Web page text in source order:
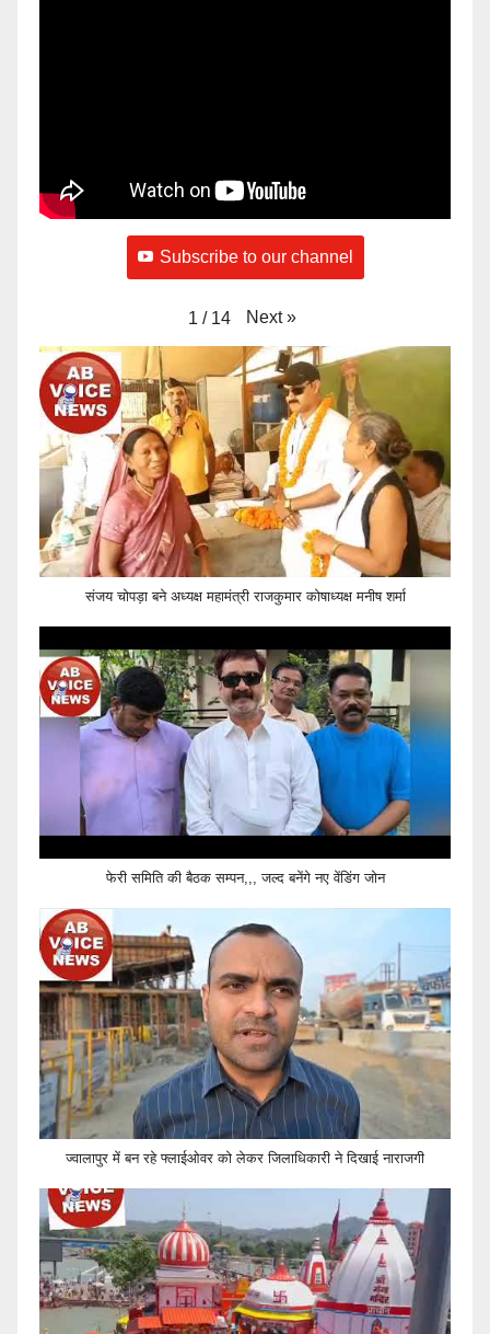
Subscribe to our channel
1 / 14 Next »
संजय चोपड़ा बने अध्यक्ष महामंत्री राजकुमार कोषाध्यक्ष मनीष शर्मा
फेरी समिति की बैठक सम्पन,,, जल्द बनेंगे नए वेंडिंग जोन
ज्वालापुर में बन रहे फ्लाईओवर को लेकर जिलाधिकारी ने दिखाई नाराजगी